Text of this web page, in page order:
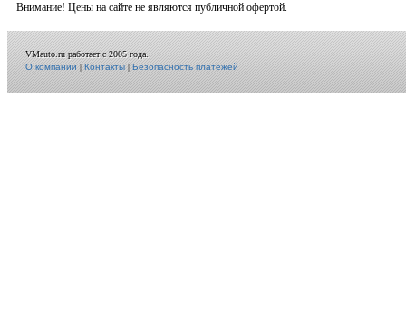
Внимание! Цены на сайте не являются публичной офертой.
VMauto.ru работает с 2005 года.
О компании|Контакты|Безопасность платежей